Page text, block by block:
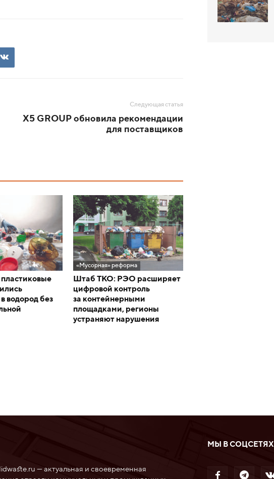
Следующая статья
Х5 GROUP обновила рекомендации
для поставщиков
водород без
«Мусорная» реформа
Штаб ТКО: РЭО расширяет
цифровой контроль
за контейнерными
площадками, регионы
устраняют нарушения
— актуальная и своевременная
МЫ В СОЦСЕТЯХ